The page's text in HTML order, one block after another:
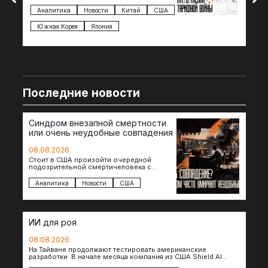
импорта из более 100 стран…
Аналитика Новости Китай США
Южная Корея Япония
Последние новости
Синдром внезапной смертности
или очень неудобные совпадения
08.08.2026
Стоит в США произойти очередной
подозрительной смертичеловека с
как официальные версии снова
оказываются удивительно похожими:
Аналитика Новости США
ИИ для роя
08.08.2026
На Тайване продолжают тестировать американские
разработки В начале месяца компания из США Shield AI